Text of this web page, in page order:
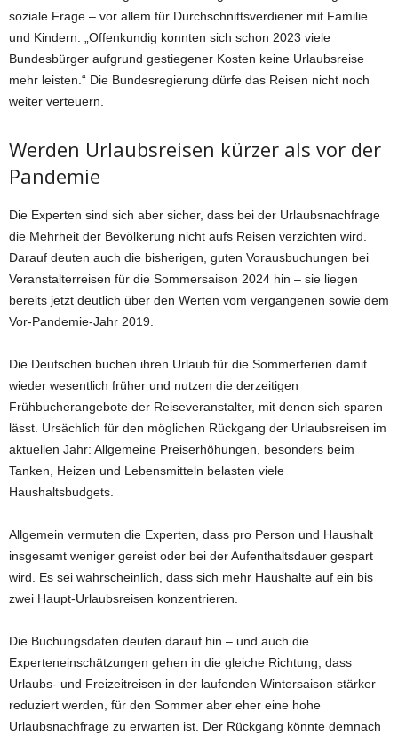
soziale Frage – vor allem für Durchschnittsverdiener mit Familie
und Kindern: „Offenkundig konnten sich schon 2023 viele
Bundesbürger aufgrund gestiegener Kosten keine Urlaubsreise
mehr leisten.“ Die Bundesregierung dürfe das Reisen nicht noch
weiter verteuern.
Werden Urlaubsreisen kürzer als vor der
Pandemie
Die Experten sind sich aber sicher, dass bei der Urlaubsnachfrage
die Mehrheit der Bevölkerung nicht aufs Reisen verzichten wird.
Darauf deuten auch die bisherigen, guten Vorausbuchungen bei
Veranstalterreisen für die Sommersaison 2024 hin – sie liegen
bereits jetzt deutlich über den Werten vom vergangenen sowie dem
Vor-Pandemie-Jahr 2019.
Die Deutschen buchen ihren Urlaub für die Sommerferien damit
wieder wesentlich früher und nutzen die derzeitigen
Frühbucherangebote der Reiseveranstalter, mit denen sich sparen
lässt. Ursächlich für den möglichen Rückgang der Urlaubsreisen im
aktuellen Jahr: Allgemeine Preiserhöhungen, besonders beim
Tanken, Heizen und Lebensmitteln belasten viele
Haushaltsbudgets.
Allgemein vermuten die Experten, dass pro Person und Haushalt
insgesamt weniger gereist oder bei der Aufenthaltsdauer gespart
wird. Es sei wahrscheinlich, dass sich mehr Haushalte auf ein bis
zwei Haupt-Urlaubsreisen konzentrieren.
Die Buchungsdaten deuten darauf hin – und auch die
Experteneinschätzungen gehen in die gleiche Richtung, dass
Urlaubs- und Freizeitreisen in der laufenden Wintersaison stärker
reduziert werden, für den Sommer aber eher eine hohe
Urlaubsnachfrage zu erwarten ist. Der Rückgang könnte demnach